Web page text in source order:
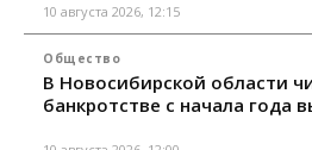
10 августа 2026, 12:15
Общество
В Новосибирской области
банкротстве с начала года